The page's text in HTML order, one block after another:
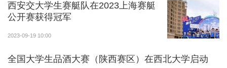
会场
西安交大学生赛艇队在2023上海赛艇
公开赛获得冠军
2023-09-19 10:00
全国大学生品酒大赛（陕西赛区）在西北大学启动